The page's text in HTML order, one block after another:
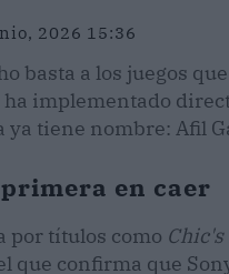
2026 15:36
basta a los juegos
implementado
tiene nombre: Afil
en caer
por títulos como
que confirma que